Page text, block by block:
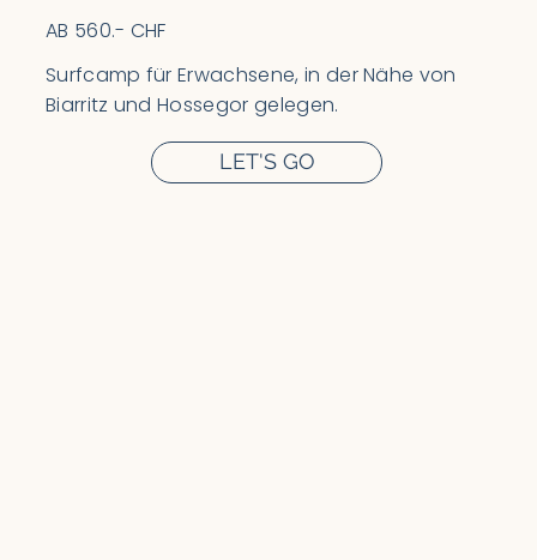
AB 560.- CHF
Surfcamp für Erwachsene, in der Nähe von
Biarritz und Hossegor gelegen.
LET'S GO